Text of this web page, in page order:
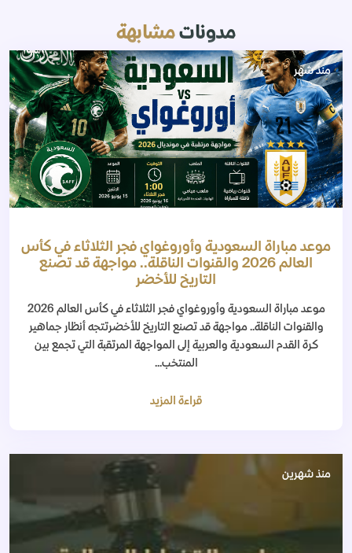
مدونات مشابهة
منذ شهر
موعد مباراة السعودية وأوروغواي فجر الثلاثاء في كأس
العالم 2026 والقنوات الناقلة.. مواجهة قد تصنع
التاريخ للأخضر
موعد مباراة السعودية وأوروغواي فجر الثلاثاء في كأس العالم 2026
والقنوات الناقلة.. مواجهة قد تصنع التاريخ للأخضرتتجه أنظار جماهير
كرة القدم السعودية والعربية إلى المواجهة المرتقبة التي تجمع بين
المنتخب...
قراءة المزيد
منذ شهرين